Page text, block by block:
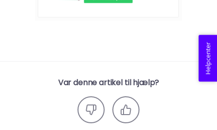
Var denne artikel til hjælp?
Helpcenter